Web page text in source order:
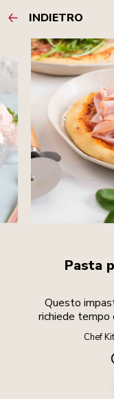
INDIETRO
Pasta
Questo
richiede tempo
Chef